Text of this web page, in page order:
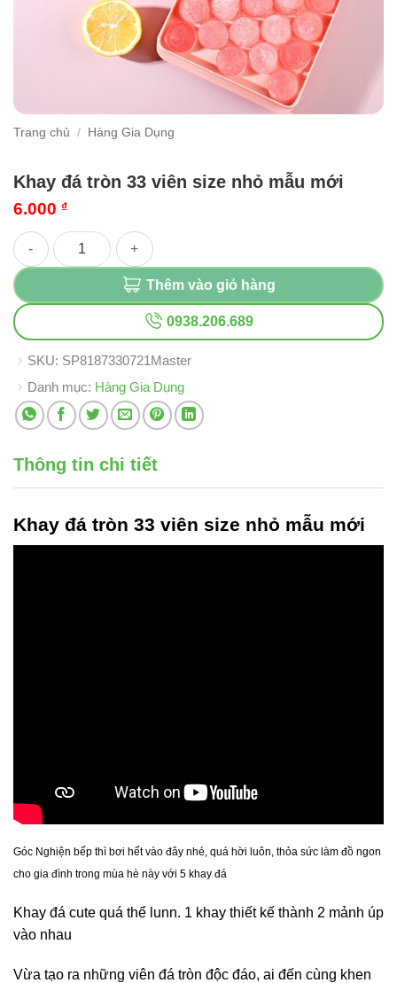
Trang chủ / Hàng Gia Dụng
Khay đá tròn 33 viên size nhỏ mẫu mới
6.000 ₫
Khay đá tròn 33 viên size nhỏ mẫu mới số lượng
Thêm vào giỏ hàng
0938.206.689
SKU: SP8187330721Master
Danh mục: Hàng Gia Dụng
Thông tin chi tiết
Khay đá tròn 33 viên size nhỏ mẫu mới
Góc Nghiện bếp thì bơi hết vào đây nhé, quá hời luôn, thỏa sức làm đồ ngon
cho gia đình trong mùa hè này với 5 khay đá
Khay đá cute quá thể lunn. 1 khay thiết kế thành 2 mảnh úp
vào nhau
Vừa tạo ra những viên đá tròn độc đáo, ai đến cùng khen